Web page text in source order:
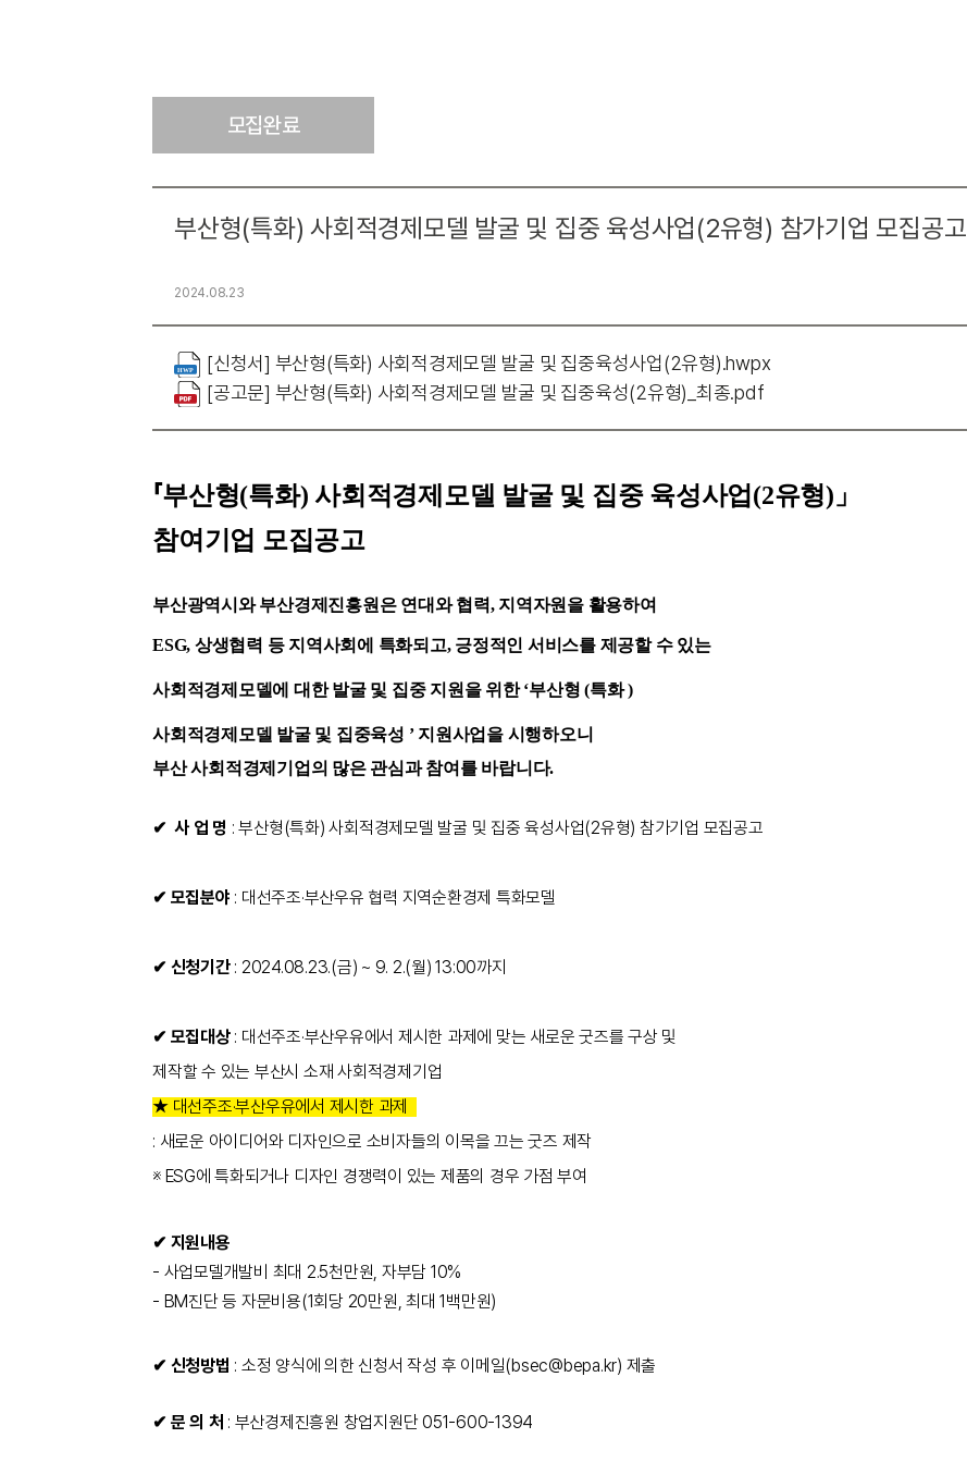
모집완료
부산형(특화) 사회적경제모델 발굴 및 집중 육성사업(2유형) 참가기업 모집공고
2024.08.23
[신청서] 부산형(특화) 사회적경제모델 발굴 및 집중육성사업(2유형).hwpx
[공고문] 부산형(특화) 사회적경제모델 발굴 및 집중육성(2유형)_최종.pdf
「부산형(특화) 사회적경제모델 발굴 및 집중 육성사업(2유형)」
참여기업 모집공고
부산광역시와 부산경제진흥원은 연대와 협력, 지역자원을 활용하여
ESG, 상생협력 등 지역사회에 특화되고, 긍정적인 서비스를 제공할 수 있는
사회적경제모델에 대한 발굴 및 집중 지원을 위한‘부산형 (특화 )
사회적경제모델 발굴 및 집중육성 ’ 지원사업을 시행하오니
부산 사회적경제기업의 많은 관심과 참여를 바랍니다.
✔ 사 업 명 : 부산형(특화) 사회적경제모델 발굴 및 집중 육성사업(2유형) 참가기업 모집공고
✔ 모집분야 : 대선주조·부산우유 협력 지역순환경제 특화모델
✔ 신청기간: 2024.08.23.(금) ~ 9. 2.(월) 13:00까지
✔ 모집대상: 대선주조·부산우유에서 제시한 과제에 맞는 새로운 굿즈를 구상 및
제작할 수 있는 부산시 소재 사회적경제기업
★ 대선주조·부산우유에서 제시한 과제
: 새로운 아이디어와 디자인으로 소비자들의 이목을 끄는 굿즈 제작
※ ESG에 특화되거나 디자인 경쟁력이 있는 제품의 경우 가점 부여
✔ 지원내용
- 사업모델개발비 최대 2.5천만원, 자부담 10%
- BM진단 등 자문비용(1회당 20만원, 최대 1백만원)
✔ 신청방법 : 소정 양식에 의한 신청서 작성 후 이메일(bsec@bepa.kr) 제출
✔ 문 의 처 : 부산경제진흥원 창업지원단 051-600-1394